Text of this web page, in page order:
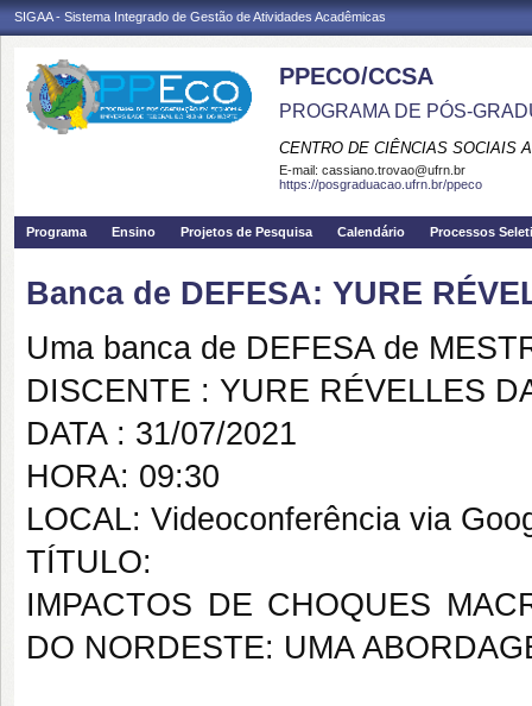
SIGAA - Sistema Integrado de Gestão de Atividades Acadêmicas
PPECO/CCSA
PROGRAMA DE PÓS-
CENTRO DE CIÊNCIAS SOCIAIS
E-mail: cassiano.trovao@ufrn.br
https://posgraduacao.ufrn.br/ppeco
Programa Ensino Projetos de Pesquisa Calendário Processos
Banca de DEFESA: YURE
Uma banca de DEFESA de
DISCENTE : YURE RÉVELLES
DATA : 31/07/2021
HORA: 09:30
LOCAL: Videoconferência via
TÍTULO:
IMPACTOS DE CHOQUES
DO NORDESTE: UMA